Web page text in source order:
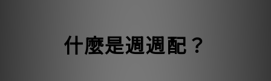
什麼是週週配？